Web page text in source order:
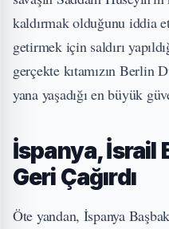
kaldırmak olduğunu iddia
getirmek için saldırı
gerçekte kıtamızın Berlin
yana yaşadığı en büyük
İspanya, İsrail
Geri Çağırdı
Öte yandan, İspanya